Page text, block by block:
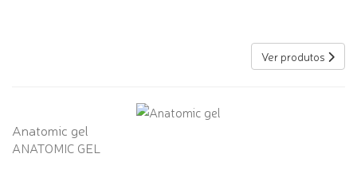
Ver produtos
Anatomic gel
ANATOMIC GEL